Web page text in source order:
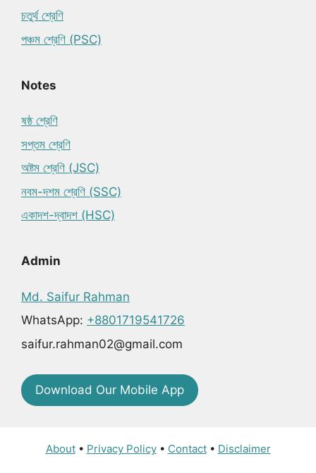
চতুর্থ শ্রেণি
পঞ্চম শ্রেণি (PSC)
Notes
ষষ্ঠ শ্রেণি
সপ্তম শ্রেণি
অষ্টম শ্রেণি (JSC)
নবম-দশম শ্রেণি (SSC)
একাদশ-দ্বাদশ (HSC)
Admin
Md. Saifur Rahman
WhatsApp: +8801719541726
saifur.rahman02@gmail.com
Download Our Mobile App
About• Privacy Policy• Contact• Disclaimer